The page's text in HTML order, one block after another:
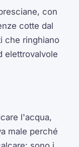
con
cotte dal
che ringhiano
elettrovalvole
l'acqua,
male perché